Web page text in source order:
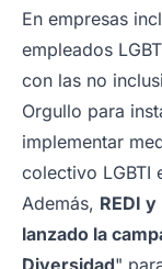
En empresas
empleados
con las no
Orgullo para
implementar
colectivo LGBTI
Además, REDI
lanzado la
Diversidad"